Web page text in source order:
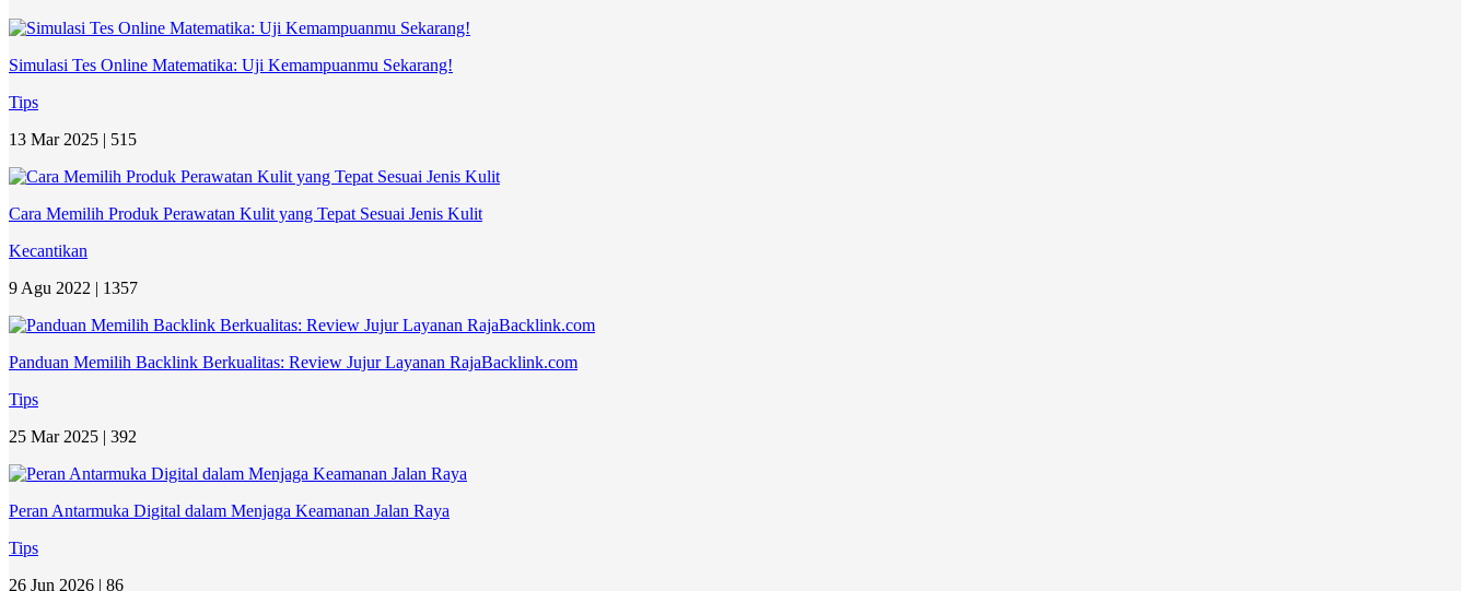
Simulasi Tes Online Matematika: Uji Kemampuanmu Sekarang!
Tips
13 Mar 2025 | 515
Cara Memilih Produk Perawatan Kulit yang Tepat Sesuai Jenis Kulit
Kecantikan
9 Agu 2022 | 1357
Panduan Memilih Backlink Berkualitas: Review Jujur Layanan RajaBacklink.com
Tips
25 Mar 2025 | 392
Peran Antarmuka Digital dalam Menjaga Keamanan Jalan Raya
Tips
26 Jun 2026 | 86